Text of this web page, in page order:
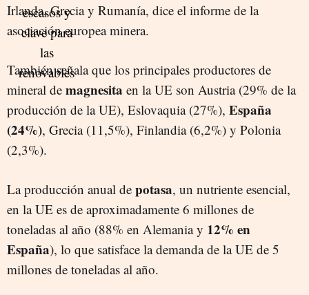
Irlanda, Grecia y Rumanía, dice el informe de la
asociación europea minera.
También señala que los principales productores de
mineral de magnesita en la UE son Austria (29% de la
producción de la UE), Eslovaquia (27%), España
(24%), Grecia (11,5%), Finlandia (6,2%) y Polonia
(2,3%).
La producción anual de potasa, un nutriente esencial,
en la UE es de aproximadamente 6 millones de
toneladas al año (88% en Alemania y 12% en
España), lo que satisface la demanda de la UE de 5
millones de toneladas al año.